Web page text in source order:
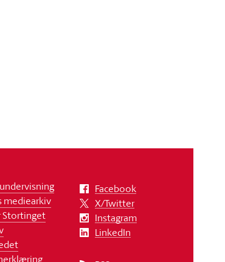
mediearkiv
Stortinget
Facebook
X/Twitter
Instagram
LinkedIn